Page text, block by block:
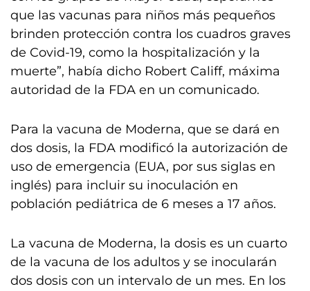
que las vacunas para niños más pequeños
brinden protección contra los cuadros graves
de Covid-19, como la hospitalización y la
muerte”, había dicho Robert Califf, máxima
autoridad de la FDA en un comunicado.
Para la vacuna de Moderna, que se dará en
dos dosis, la FDA modificó la autorización de
uso de emergencia (EUA, por sus siglas en
inglés) para incluir su inoculación en
población pediátrica de 6 meses a 17 años.
La vacuna de Moderna, la dosis es un cuarto
de la vacuna de los adultos y se inocularán
dos dosis con un intervalo de un mes. En los